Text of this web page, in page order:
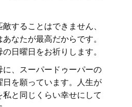
することはできません、
なたが最高だからです。
日曜日をお祈りします。
に、スーパードゥーパーの
日を願っています。人生が
私と同じくらい幸せにして